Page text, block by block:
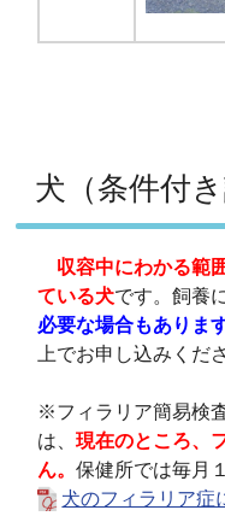
犬（条件付き
収容中にわかる範
ている犬です。飼養
必要な場合もありま
上でお申し込みくだ
※フィラリア簡易検
は、現在のところ、
ん。保健所では毎月
犬のフィラリア症